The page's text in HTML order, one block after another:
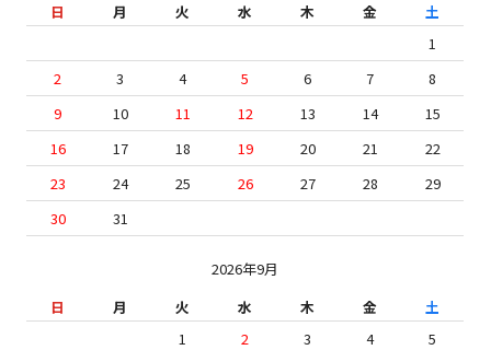
日
月 火 水 木 金
土
1
2
3 4 5 6 7
8
9
10 11 12 13 14
15
16
17 18 19 20 21
22
23
24 25 26 27 28
29
30
31
2026年9月
日
月 火 水 木 金
土
1
2 3 4
5